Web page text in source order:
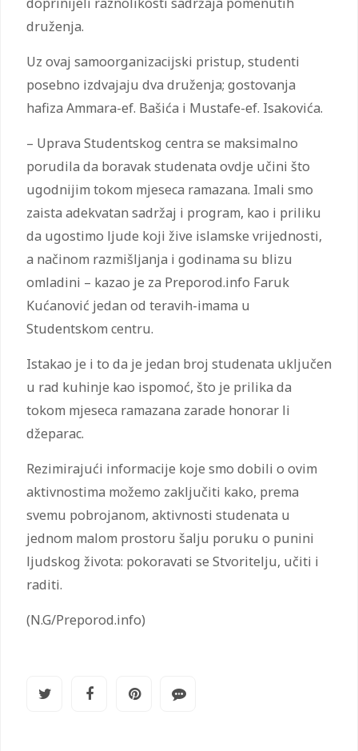
druženja.
Uz ovaj samoorganizacijski pristup, studenti
posebno izdvajaju dva druženja; gostovanja
hafiza Ammara-ef. Bašića i Mustafe-ef. Isakovića.
– Uprava Studentskog centra se maksimalno
porudila da boravak studenata ovdje učini što
ugodnijim tokom mjeseca ramazana. Imali smo
zaista adekvatan sadržaj i program, kao i priliku
da ugostimo ljude koji žive islamske vrijednosti,
a načinom razmišljanja i godinama su blizu
omladini – kazao je za Preporod.info Faruk
Kućanović jedan od teravih-imama u
Studentskom centru.
Istakao je i to da je jedan broj studenata uključen
u rad kuhinje kao ispomoć, što je prilika da
tokom mjeseca ramazana zarade honorar li
džeparac.
Rezimirajući informacije koje smo dobili o ovim
aktivnostima možemo zaključiti kako, prema
svemu pobrojanom, aktivnosti studenata u
jednom malom prostoru šalju poruku o punini
ljudskog života: pokoravati se Stvoritelju, učiti i
raditi.
(N.G/Preporod.info)